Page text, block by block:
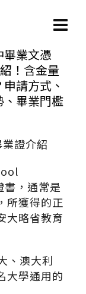
畢業文憑
！含金量
請方式、
、畢業門檻
證介紹
，通常是
所獲得的正
大略省教育
、澳大利
大學通用的